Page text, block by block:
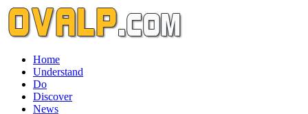
Home
Understand
Do
Discover
News